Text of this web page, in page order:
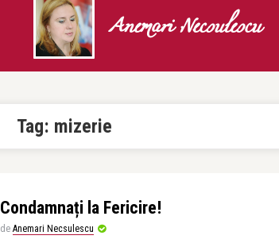
Anemari Necsulescu
Tag: mizerie
Condamnați la Fericire!
de Anemari Necsulescu